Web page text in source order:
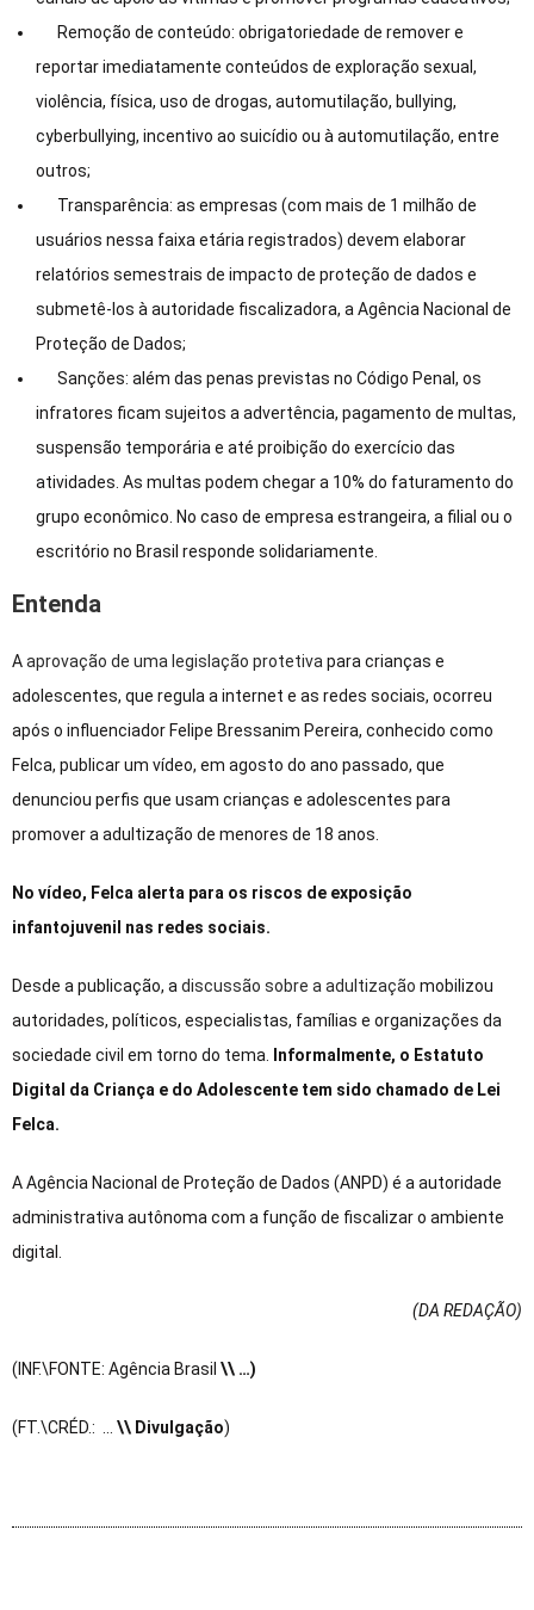
Remoção de conteúdo: obrigatoriedade de remover e
reportar imediatamente conteúdos de exploração sexual,
violência, física, uso de drogas, automutilação, bullying,
cyberbullying, incentivo ao suicídio ou à automutilação, entre
outros;
Transparência: as empresas (com mais de 1 milhão de
usuários nessa faixa etária registrados) devem elaborar
relatórios semestrais de impacto de proteção de dados e
submetê-los à autoridade fiscalizadora, a Agência Nacional de
Proteção de Dados;
Sanções: além das penas previstas no Código Penal, os
infratores ficam sujeitos a advertência, pagamento de multas,
suspensão temporária e até proibição do exercício das
atividades. As multas podem chegar a 10% do faturamento do
grupo econômico. No caso de empresa estrangeira, a filial ou o
escritório no Brasil responde solidariamente.
Entenda
Aaprovação de uma legislação protetivapara crianças e
adolescentes, que regula a internet e as redes sociais, ocorreu
após o influenciador Felipe Bressanim Pereira, conhecido como
Felca, publicar um vídeo, em agosto do ano passado, que
denunciou perfis que usam crianças e adolescentes para
promover a adultização de menores de 18 anos.
No vídeo, Felca alerta para os riscos de exposição
infantojuvenil nas redes sociais.
Desde a publicação, adiscussão sobre a adultização mobilizou
autoridades, políticos, especialistas, famílias e organizações da
sociedade civil em torno do tema. Informalmente, o Estatuto
Digital da Criança e do Adolescente tem sido chamado de Lei
Felca.
A Agência Nacional de Proteção de Dados (ANPD) é a autoridade
administrativa autônoma com a função de fiscalizar o ambiente
digital.
(DA REDAÇÃO)
(INF.\FONTE: Agência Brasil \\ …)
(FT.\CRÉD.: … \\ Divulgação)